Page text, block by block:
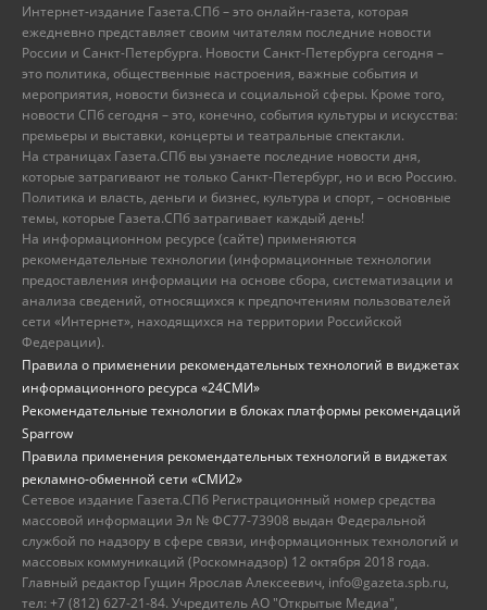
Интернет-издание Газета.СПб – это онлайн-газета, которая
ежедневно представляет своим читателям последние новости
России и Санкт-Петербурга. Новости Санкт-Петербурга сегодня –
это политика, общественные настроения, важные события и
мероприятия, новости бизнеса и социальной сферы. Кроме того,
новости СПб сегодня – это, конечно, события культуры и искусства:
премьеры и выставки, концерты и театральные спектакли.
На страницах Газета.СПб вы узнаете последние новости дня,
которые затрагивают не только Санкт-Петербург, но и всю Россию.
Политика и власть, деньги и бизнес, культура и спорт, – основные
темы, которые Газета.СПб затрагивает каждый день!
На информационном ресурсе (сайте) применяются
рекомендательные технологии (информационные технологии
предоставления информации на основе сбора, систематизации и
анализа сведений, относящихся к предпочтениям пользователей
сети «Интернет», находящихся на территории Российской
Федерации).
Правила о применении рекомендательных технологий в виджетах
информационного ресурса «24СМИ»
Рекомендательные технологии в блоках платформы рекомендаций
Sparrow
Правила применения рекомендательных технологий в виджетах
рекламно-обменной сети «СМИ2»
Сетевое издание Газета.СПб Регистрационный номер средства
массовой информации Эл № ФС77-73908 выдан Федеральной
службой по надзору в сфере связи, информационных технологий и
массовых коммуникаций (Роскомнадзор) 12 октября 2018 года.
Главный редактор Гущин Ярослав Алексеевич, info@gazeta.spb.ru,
тел: +7 (812) 627-21-84. Учредитель АО "Открытые Медиа",